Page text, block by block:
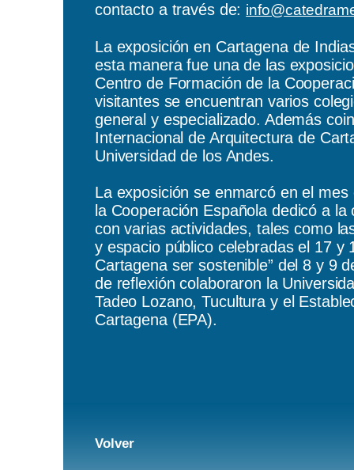
contacto a través de:
La exposición en Cartagena de
esta manera fue una de las
Centro de Formación de la
visitantes se encuentran varios
general y especializado. Además
Internacional de Arquitectura de
Universidad de los Andes.
La exposición se enmarcó en el
la Cooperación Española dedicó a
con varias actividades, tales como
y espacio público celebradas el 17 y
Cartagena ser sostenible” del 8 y 9
de reflexión colaboraron la
Tadeo Lozano, Tucultura y el
Cartagena (EPA).
Volver